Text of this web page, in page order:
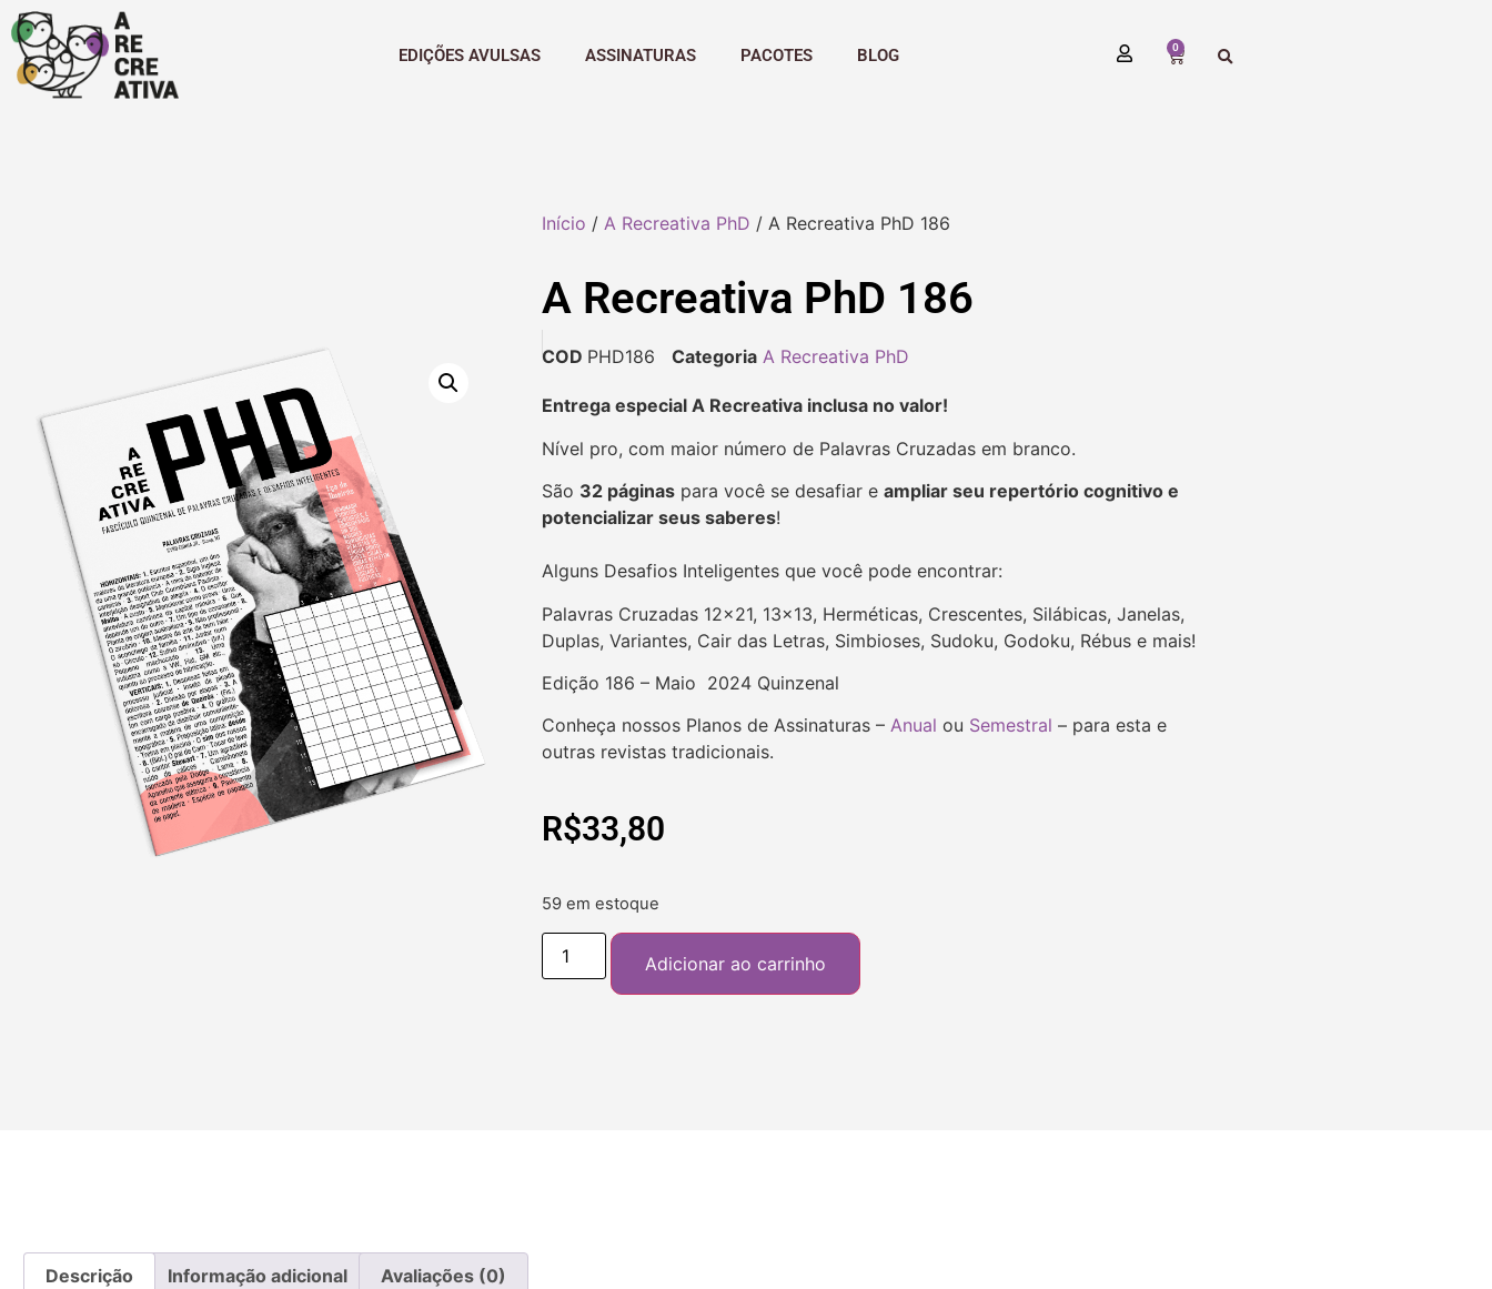
EDIÇÕES AVULSAS ASSINATURAS PACOTES BLOG 0
Início / A Recreativa PhD / A Recreativa PhD 186
A Recreativa PhD 186
COD PHD186 Categoria A Recreativa PhD
Entrega especial A Recreativa inclusa no valor!
Nível pro, com maior número de Palavras Cruzadas em branco.
São 32 páginas para você se desafiar e ampliar seu repertório cognitivo e
potencializar seus saberes!
Alguns Desafios Inteligentes que você pode encontrar:
Palavras Cruzadas 12×21, 13×13, Herméticas, Crescentes, Silábicas, Janelas,
Duplas, Variantes, Cair das Letras, Simbioses, Sudoku, Godoku, Rébus e mais!
Edição 186 – Maio 2024 Quinzenal
Conheça nossos Planos de Assinaturas – Anual ou Semestral – para esta e
outras revistas tradicionais.
R$33,80
59 em estoque
Adicionar ao carrinho
Descrição Informação adicional Avaliações (0)